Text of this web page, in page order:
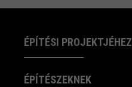
ÉPÍTÉSI PROJEKTJÉHEZ
ÉPÍTÉSZEKNEK